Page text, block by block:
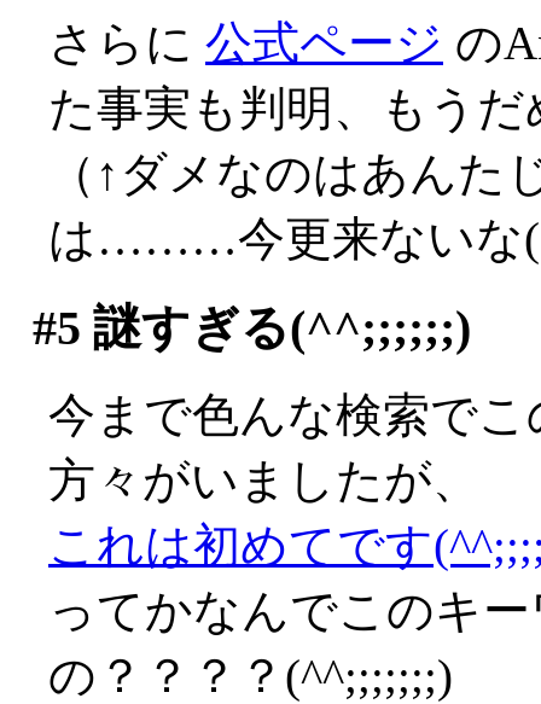
さらに 公式ページ の
た事実も判明、もう
（↑ダメなのはあん
は………今更来ないな
#5 謎すぎる(^^;;;;;;)
今まで色んな検索で
方々がいましたが、
これは初めてです
ってかなんでこのキ
の？？？？(^^;;;;;;;)